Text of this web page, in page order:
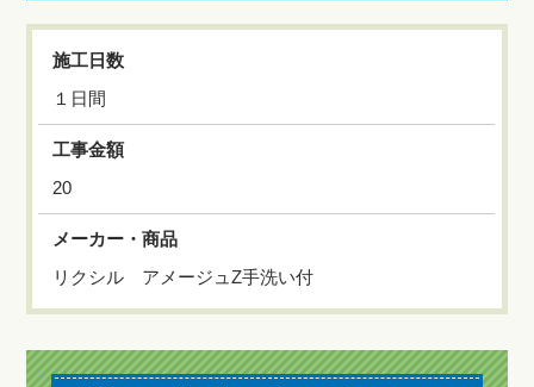
施工日数
１日間
工事金額
20
メーカー・商品
リクシル アメージュZ手洗い付